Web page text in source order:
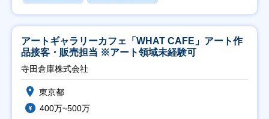
アートギャラリーカフェ「WHAT CAFE」アート作
品接客・販売担当 ※アート領域未経験可
寺田倉庫株式会社
東京都
400万~500万